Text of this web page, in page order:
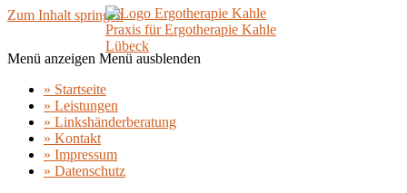
Zum Inhalt springen
Praxis für Ergotherapie Kahle
Lübeck
Menü anzeigen Menü ausblenden
» Startseite
» Leistungen
» Linkshänderberatung
» Kontakt
» Impressum
» Datenschutz